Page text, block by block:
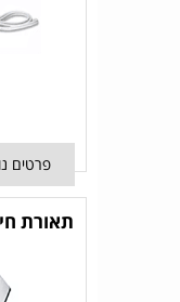
פרטים